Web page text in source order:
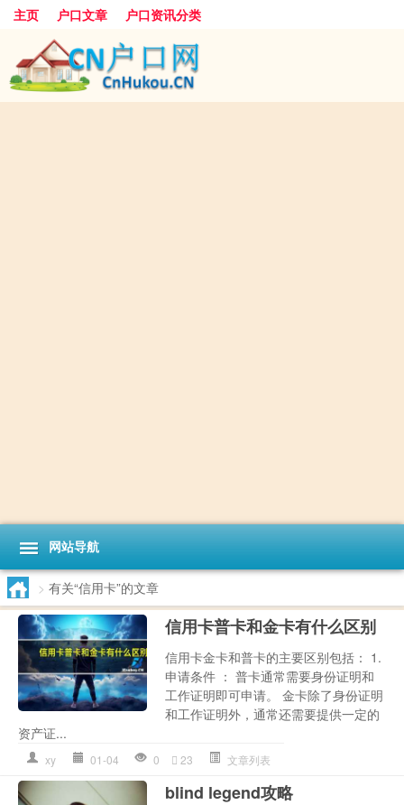
主页 户口文章 户口资讯分类
网站导航
> 有关“信用卡”的文章
信用卡普卡和金卡有什么区别
信用卡金卡和普卡的主要区别包括： 1.
申请条件 ： 普卡通常需要身份证明和
工作证明即可申请。 金卡除了身份证明
和工作证明外，通常还需要提供一定的
资产证...
xy 01-04 0 23 文章列表
blind legend攻略